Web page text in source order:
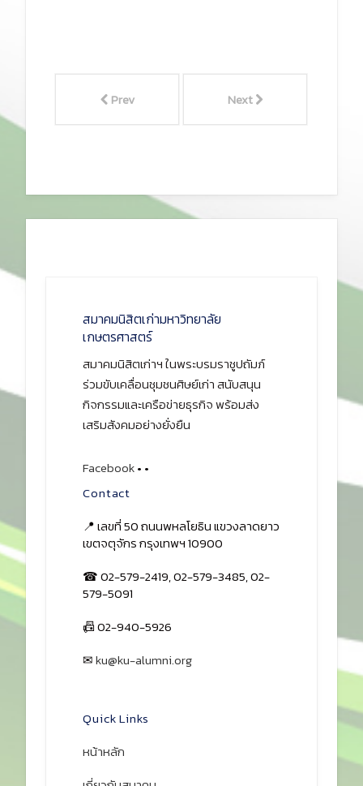
Prev Next
สมาคมนิสิตเก่ามหาวิทยาลัย
เกษตรศาสตร์
สมาคมนิสิตเก่าฯ ในพระบรมราชูปถัมภ์
ร่วมขับเคลื่อนชุมชนศิษย์เก่า สนับสนุน
กิจกรรมและเครือข่ายธุรกิจ พร้อมส่ง
เสริมสังคมอย่างยั่งยืน
Facebook• •
Contact
📍 เลขที่ 50 ถนนพหลโยธิน แขวงลาดยาว
เขตจตุจักร กรุงเทพฯ 10900
☎ 02-579-2419, 02-579-3485, 02-
579-5091
📠 02-940-5926
✉ku@ku-alumni.org
Quick Links
หน้าหลัก